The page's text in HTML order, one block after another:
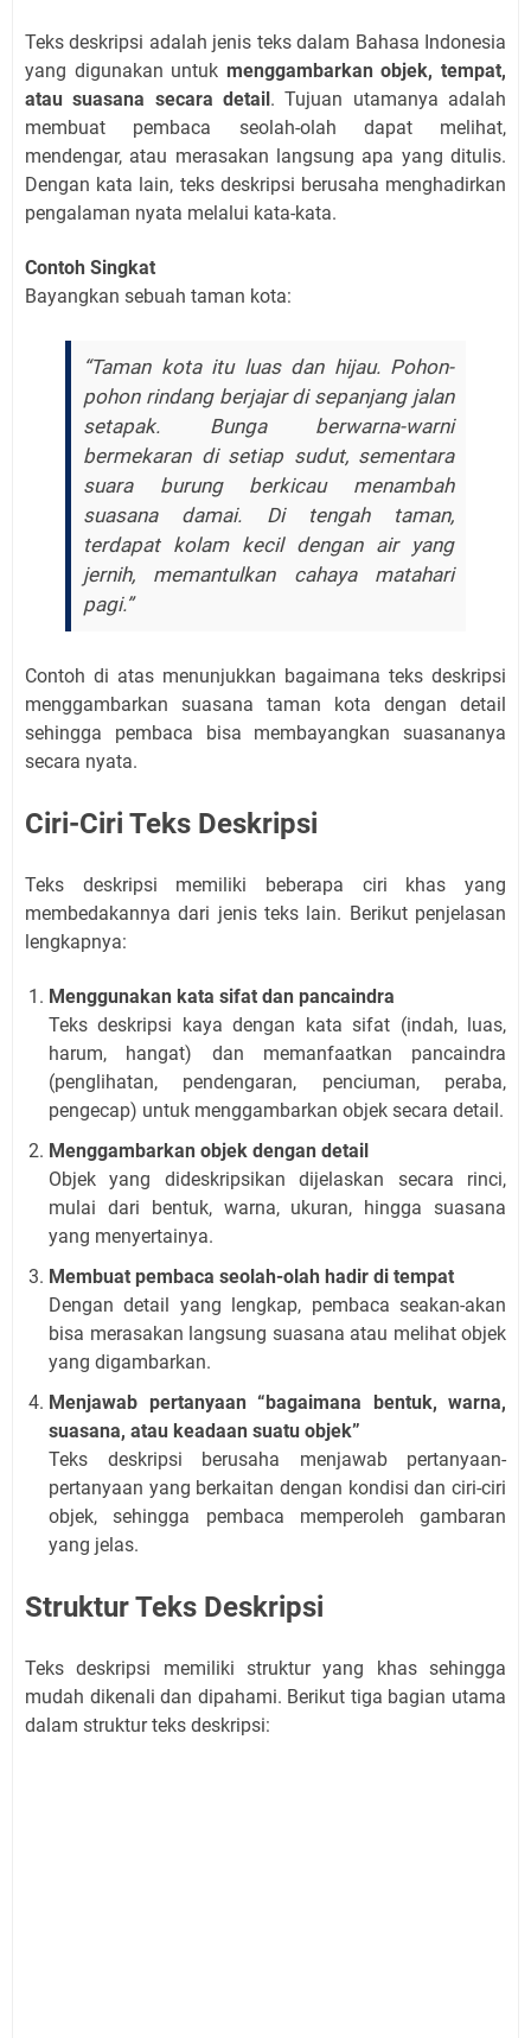
Teks deskripsi adalah jenis teks dalam Bahasa Indonesia
yang digunakan untuk menggambarkan objek, tempat,
atau suasana secara detail. Tujuan utamanya adalah
membuat pembaca seolah-olah dapat melihat,
mendengar, atau merasakan langsung apa yang ditulis.
Dengan kata lain, teks deskripsi berusaha menghadirkan
pengalaman nyata melalui kata-kata.
Contoh Singkat
Bayangkan sebuah taman kota:
“Taman kota itu luas dan hijau. Pohon-
pohon rindang berjajar di sepanjang jalan
setapak. Bunga berwarna-warni
bermekaran di setiap sudut, sementara
suara burung berkicau menambah
suasana damai. Di tengah taman,
terdapat kolam kecil dengan air yang
jernih, memantulkan cahaya matahari
pagi.”
Contoh di atas menunjukkan bagaimana teks deskripsi
menggambarkan suasana taman kota dengan detail
sehingga pembaca bisa membayangkan suasananya
secara nyata.
Ciri-Ciri Teks Deskripsi
Teks deskripsi memiliki beberapa ciri khas yang
membedakannya dari jenis teks lain. Berikut penjelasan
lengkapnya:
Menggunakan kata sifat dan pancaindra
Teks deskripsi kaya dengan kata sifat (indah, luas,
harum, hangat) dan memanfaatkan pancaindra
(penglihatan, pendengaran, penciuman, peraba,
pengecap) untuk menggambarkan objek secara detail.
Menggambarkan objek dengan detail
Objek yang dideskripsikan dijelaskan secara rinci,
mulai dari bentuk, warna, ukuran, hingga suasana
yang menyertainya.
Membuat pembaca seolah-olah hadir di tempat
Dengan detail yang lengkap, pembaca seakan-akan
bisa merasakan langsung suasana atau melihat objek
yang digambarkan.
Menjawab pertanyaan “bagaimana bentuk, warna,
suasana, atau keadaan suatu objek”
Teks deskripsi berusaha menjawab pertanyaan-
pertanyaan yang berkaitan dengan kondisi dan ciri-ciri
objek, sehingga pembaca memperoleh gambaran
yang jelas.
Struktur Teks Deskripsi
Teks deskripsi memiliki struktur yang khas sehingga
mudah dikenali dan dipahami. Berikut tiga bagian utama
dalam struktur teks deskripsi: